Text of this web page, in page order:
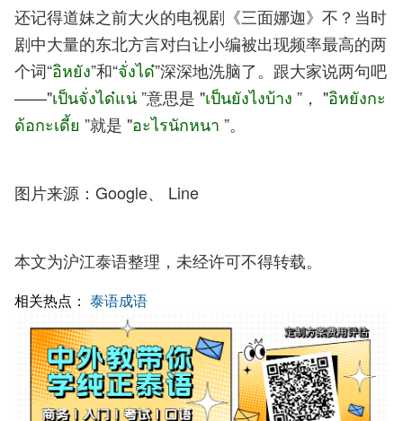
还记得道妹之前大火的电视剧《三面娜迦》不？当时
剧中大量的东北方言对白让小编被出现频率最高的两
个词“อิหยัง”和“จั่งได๋”深深地洗脑了。跟大家说两句吧
——"เป็นจั่งได๋แน่”意思是 "เป็นยังไงบ้าง ”， "อิหยังกะ
ด้อกะเดี้ย ”就是 "อะไรนักหนา ”。
图片来源：Google、 Line
本文为沪江泰语整理，未经许可不得转载。
相关热点： 泰语成语